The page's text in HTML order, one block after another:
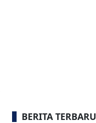
BERITA TERBARU